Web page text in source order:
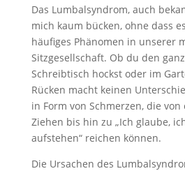
Das Lumbalsyndrom, auch
mich kaum bücken, ohne dass
häufiges Phänomen in unserer
Sitzgesellschaft. Ob du den
Schreibtisch hockst oder im
Rücken macht keinen
in Form von Schmerzen, die
Ziehen bis hin zu „Ich glaube,
aufstehen“ reichen können.
Die Ursachen des